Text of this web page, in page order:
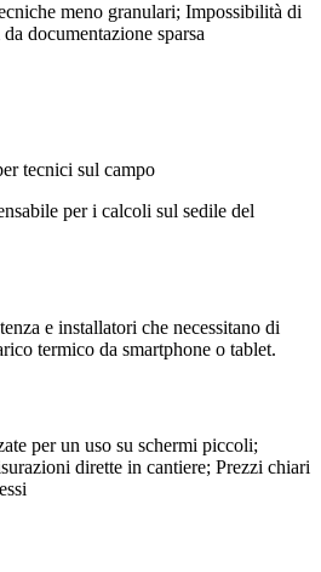
meno granulari; Impossibilità di
documentazione sparsa
tecnici sul campo
per i calcoli sul sedile del
e installatori che necessitano di
termico da smartphone o tablet.
per un uso su schermi piccoli;
dirette in cantiere; Prezzi chiari